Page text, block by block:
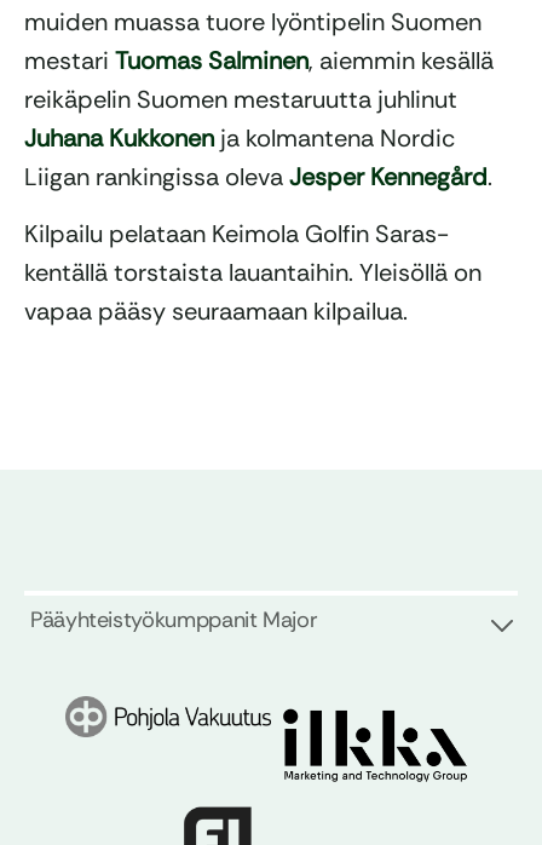
muiden muassa tuore lyöntipelin Suomen
mestari Tuomas Salminen, aiemmin kesällä
reikäpelin Suomen mestaruutta juhlinut
Juhana Kukkonenja kolmantena Nordic
Liigan rankingissa olevaJesper Kennegård.
Kilpailu pelataan Keimola Golfin Saras-
kentällä torstaista lauantaihin. Yleisöllä on
vapaa pääsy seuraamaan kilpailua.
Pääyhteistyökumppanit Major